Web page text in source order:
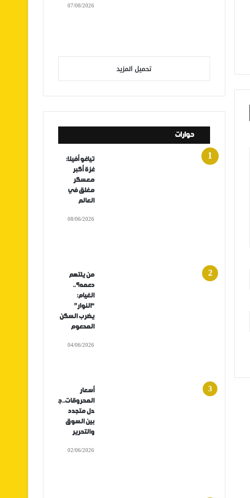
07/08/2026
تحميل المزيد
حوارات
تياغو أفيلا:
غزة أكبر
معسكر
مغلق في
العالم
08/06/2026
من يلتهم
دعمه؟..
الغيام:
“النوار”
يضرب السكن
المدعوم
04/06/2026
أسعار
المحروقات..ج
دل متجدد
بين السوق
والتحرير
02/06/2026